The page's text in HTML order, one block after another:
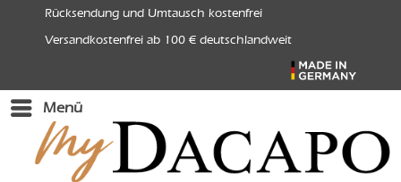
Rücksendung und Umtausch kostenfrei
Versandkostenfrei ab 100 € deutschlandweit
Menü